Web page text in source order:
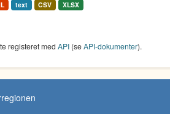
text CSV XLSX
registeret med API (seAPI-dokumenter).